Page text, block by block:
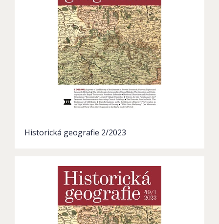
Historická geografie 2/2023